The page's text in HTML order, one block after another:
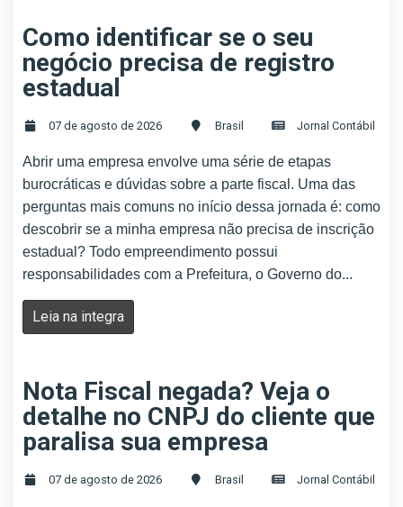
Como identificar se o seu
negócio precisa de registro
estadual
07 de agosto de 2026 Brasil Jornal Contábil
Abrir uma empresa envolve uma série de etapas
burocráticas e dúvidas sobre a parte fiscal. Uma das
perguntas mais comuns no início dessa jornada é: como
descobrir se a minha empresa não precisa de inscrição
estadual? Todo empreendimento possui
responsabilidades com a Prefeitura, o Governo do...
Leia na integra
Nota Fiscal negada? Veja o
detalhe no CNPJ do cliente que
paralisa sua empresa
07 de agosto de 2026 Brasil Jornal Contábil